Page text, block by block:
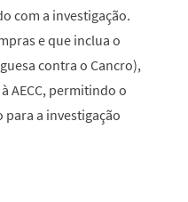
com a investigação.
e que inclua o
contra o Cancro),
AECC, permitindo o
a investigação